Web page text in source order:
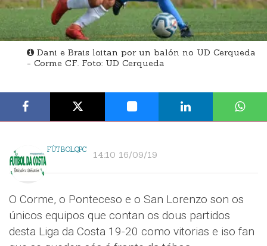
Dani e Brais loitan por un balón no UD Cerqueda
- Corme CF. Foto: UD Cerqueda
FÚTBOLQPC 14:10 16/09/19
O Corme, o Ponteceso e o San Lorenzo son os
únicos equipos que contan os dous partidos
desta Liga da Costa 19-20 como vitorias e iso fan